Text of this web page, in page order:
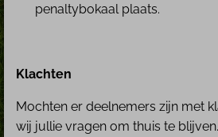
penaltybokaal plaats.
Klachten
Mochten er deelnemers zijn met
wij jullie vragen om thuis te